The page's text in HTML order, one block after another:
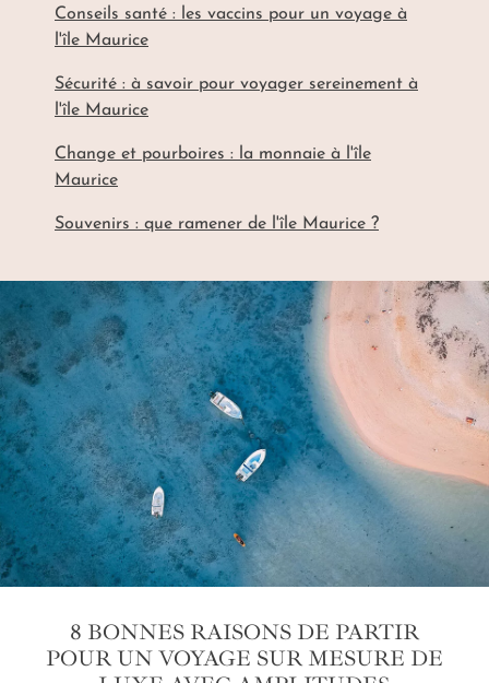
Conseils santé : les vaccins pour un voyage à
l'île Maurice
Sécurité : à savoir pour voyager sereinement à
l'île Maurice
Change et pourboires : la monnaie à l'île
Maurice
Souvenirs : que ramener de l'île Maurice ?
8 BONNES RAISONS DE PARTIR
POUR UN VOYAGE SUR MESURE DE